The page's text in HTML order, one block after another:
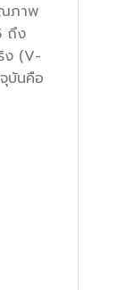
ณภาพ
ถึง
ง (V-
บันคือ